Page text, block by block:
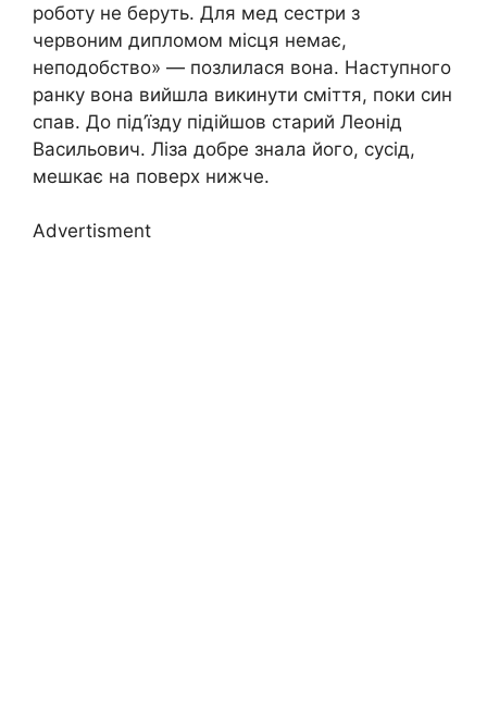
роботу не беруть. Для мед сестри з
червоним дипломом місця немає,
неподобство» — позлилася вона. Наступного
ранку вона вийшла викинути сміття, поки син
спав. До під’їзду підійшов старий Леонід
Васильович. Ліза добре знала його, сусід,
мешкає на поверх нижче.
Advertisment